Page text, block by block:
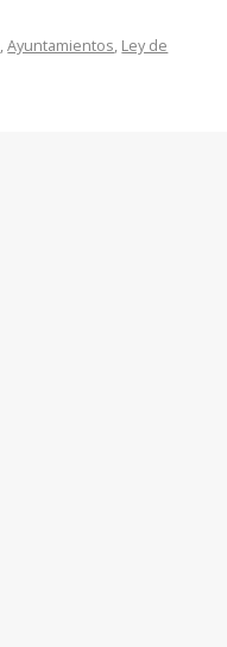
,Ayuntamientos, Ley de